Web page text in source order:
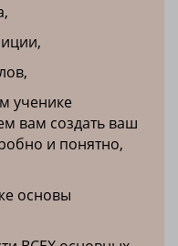
ученике
вам создать ваш
и понятно,
основы